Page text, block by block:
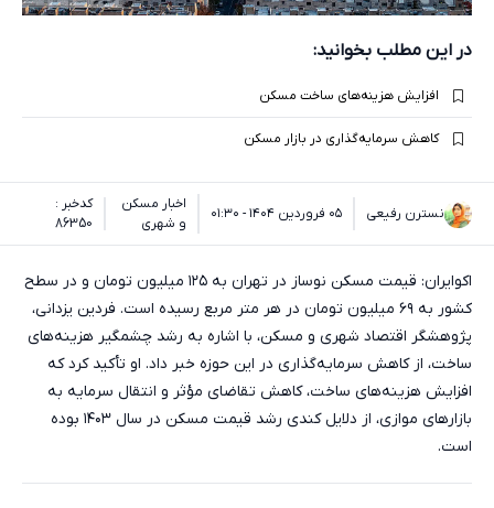
در این مطلب بخوانید:
افزایش هزینه‌های ساخت مسکن
کاهش سرمایه‌گذاری در بازار مسکن
نسترن رفیعی ۰۵ فروردین ۱۴۰۴ - ۰۱:۳۰
اخبار مسکن
و شهری
کدخبر :
86350
اکوایران: قیمت مسکن نوساز در تهران به ۱۲۵ میلیون تومان و در سطح
کشور به ۶۹ میلیون تومان در هر متر مربع رسیده است. فردین یزدانی،
پژوهشگر اقتصاد شهری و مسکن، با اشاره به رشد چشمگیر هزینه‌های
ساخت، از کاهش سرمایه‌گذاری در این حوزه خبر داد. او تأکید کرد که
افزایش هزینه‌های ساخت، کاهش تقاضای مؤثر و انتقال سرمایه به
بازارهای موازی، از دلایل کندی رشد قیمت مسکن در سال ۱۴۰۳ بوده
است.